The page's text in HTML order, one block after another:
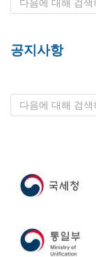
공지사항